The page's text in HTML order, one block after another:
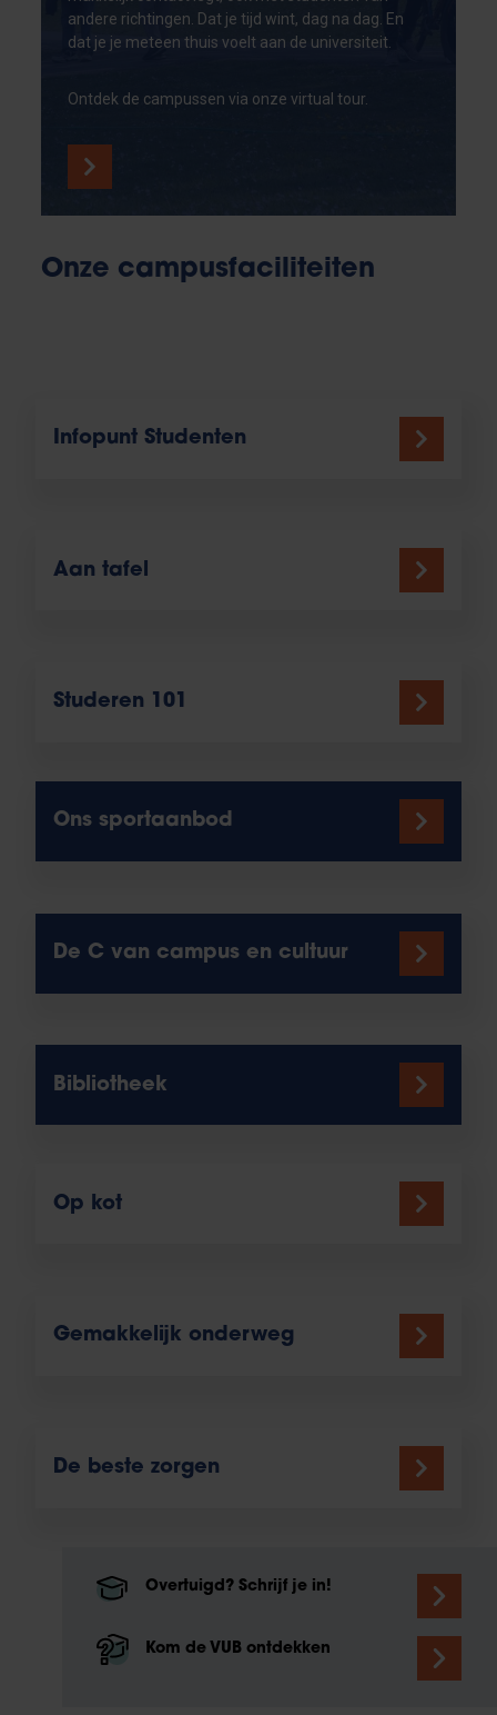
andere richtingen. Dat je tijd wint, dag na dag. En
dat je je meteen thuis voelt aan de universiteit.
Ontdek de campussen via onze virtual tour.
Onze campusfaciliteiten
Infopunt Studenten
Aan tafel
Studeren 101
Ons sportaanbod
De C van campus en cultuur
Bibliotheek
Op kot
Gemakkelijk onderweg
De beste zorgen
Overtuigd? Schrijf je in!
Kom de VUB ontdekken